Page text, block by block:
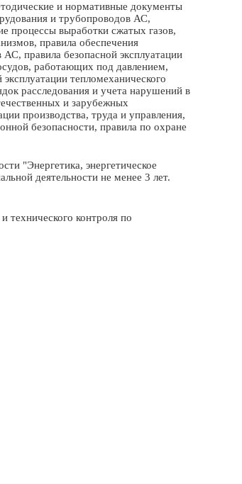
и нормативные документы
и трубопроводов АС,
процессы выработки сжатых газов,
правила обеспечения
АС, правила безопасной эксплуатации
работающих под давлением,
тепломеханического
расследования и учета нарушений в
и зарубежных
производства, труда и управления,
безопасности, правила по охране
"Энергетика, энергетическое
деятельности не менее 3 лет.
технического контроля по